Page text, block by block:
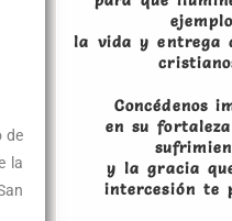
de
la
ejemplo
la vida y entrega
Concédenos
en su
y la gracia
intercesión te